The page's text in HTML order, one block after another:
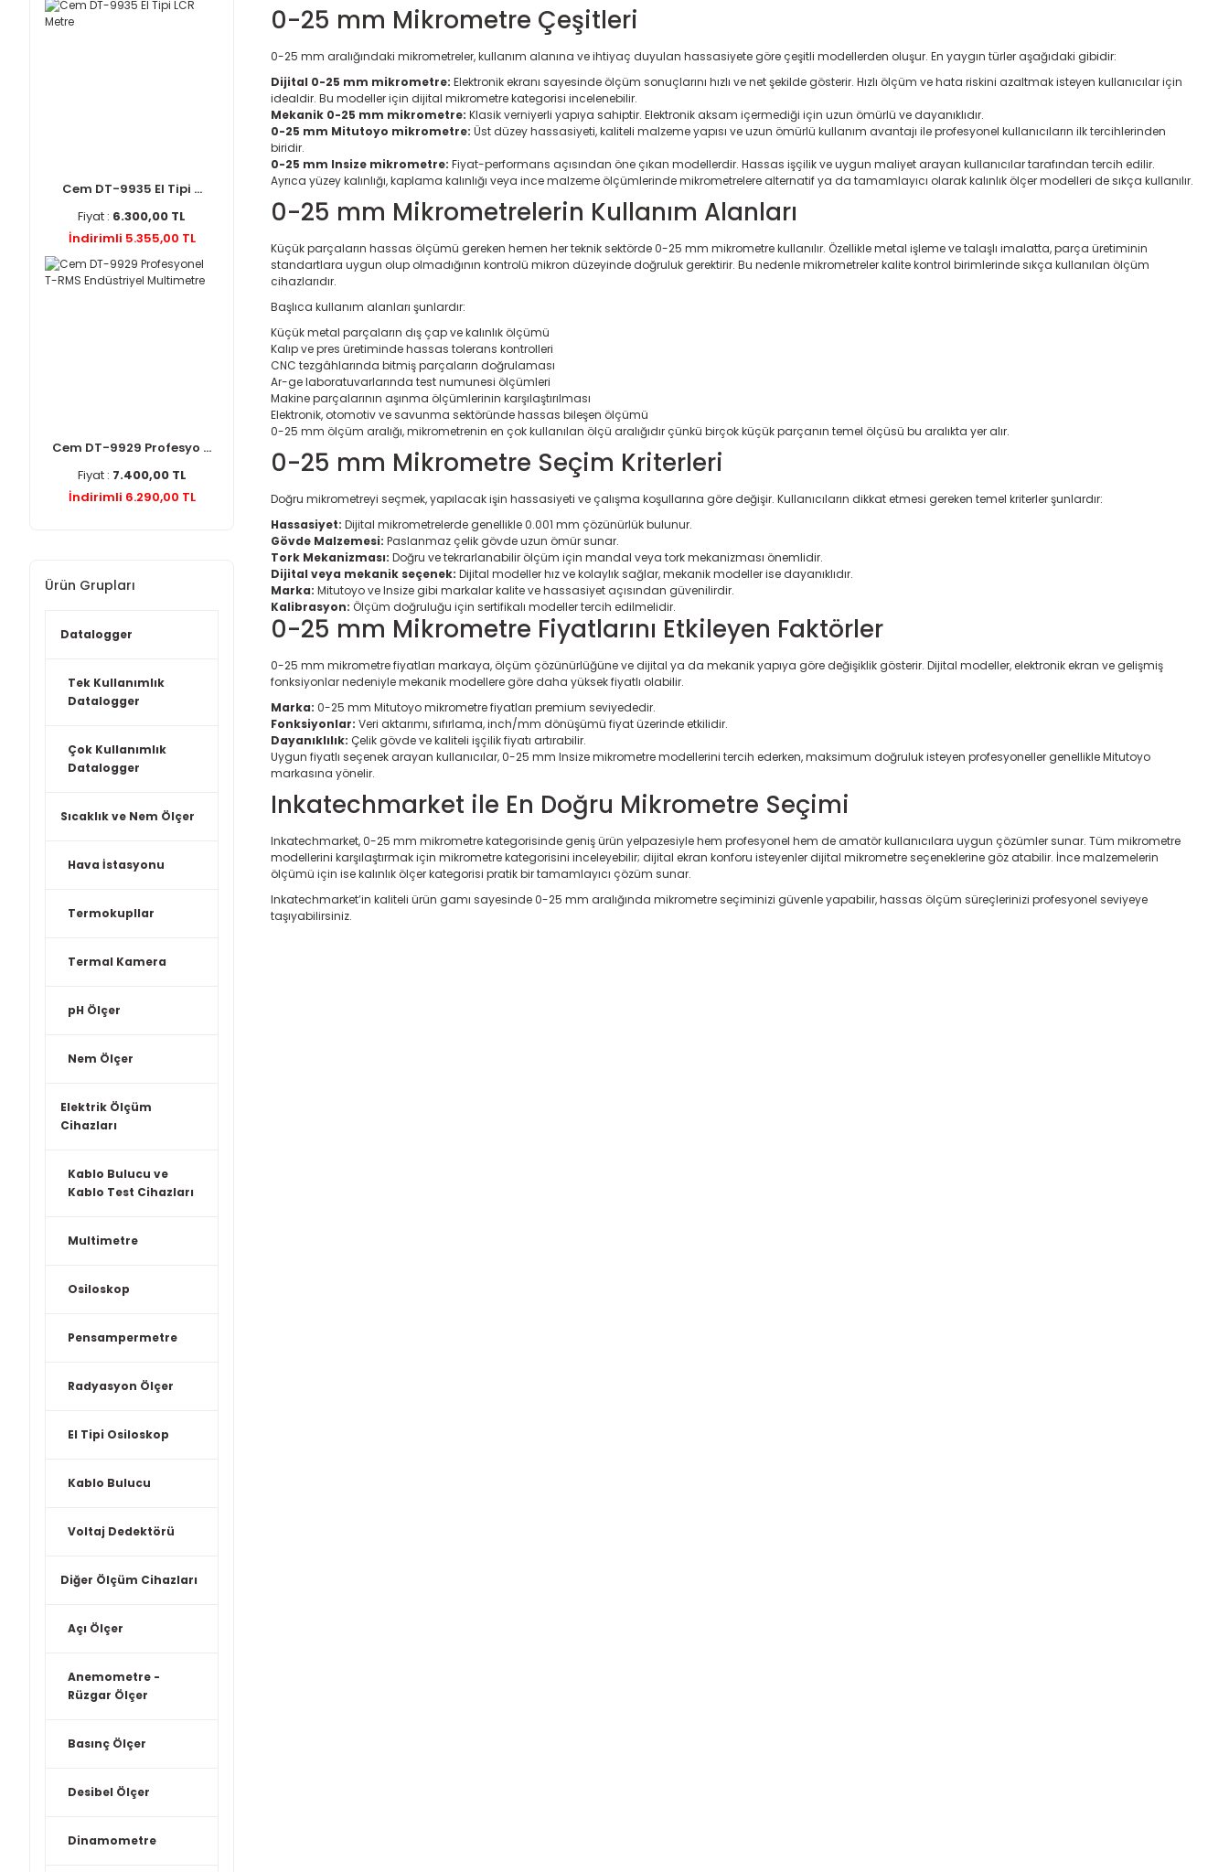
Cem DT-9935 El Tipi ...
Fiyat : 6.300,00 TL
İndirimli 5.355,00 TL
Cem DT-9929 Profesyo ...
Fiyat : 7.400,00 TL
İndirimli 6.290,00 TL
Ürün Grupları
Datalogger
Tek Kullanımlık
Datalogger
Çok Kullanımlık
Datalogger
Sıcaklık ve Nem Ölçer
Hava İstasyonu
Termokupllar
Termal Kamera
pH Ölçer
Nem Ölçer
Elektrik Ölçüm
Cihazları
Kablo Bulucu ve
Kablo Test Cihazları
Multimetre
Osiloskop
Pensampermetre
Radyasyon Ölçer
El Tipi Osiloskop
Kablo Bulucu
Voltaj Dedektörü
Diğer Ölçüm Cihazları
Açı Ölçer
Anemometre -
Rüzgar Ölçer
Basınç Ölçer
Desibel Ölçer
Dinamometre
0-25 mm Mikrometre Çeşitleri
0-25 mm aralığındaki mikrometreler, kullanım alanına ve ihtiyaç duyulan hassasiyete göre çeşitli modellerden oluşur. En yaygın türler aşağıdaki gibidir:
Dijital 0-25 mm mikrometre: Elektronik ekranı sayesinde ölçüm sonuçlarını hızlı ve net şekilde gösterir. Hızlı ölçüm ve hata riskini azaltmak isteyen kullanıcılar için
idealdir. Bu modeller için dijital mikrometre kategorisi incelenebilir.
Mekanik 0-25 mm mikrometre: Klasik verniyerli yapıya sahiptir. Elektronik aksam içermediği için uzun ömürlü ve dayanıklıdır.
0-25 mm Mitutoyo mikrometre: Üst düzey hassasiyeti, kaliteli malzeme yapısı ve uzun ömürlü kullanım avantajı ile profesyonel kullanıcıların ilk tercihlerinden
biridir.
0-25 mm Insize mikrometre: Fiyat-performans açısından öne çıkan modellerdir. Hassas işçilik ve uygun maliyet arayan kullanıcılar tarafından tercih edilir.
Ayrıca yüzey kalınlığı, kaplama kalınlığı veya ince malzeme ölçümlerinde mikrometrelere alternatif ya da tamamlayıcı olarakkalınlık ölçer modelleri de sıkça kullanılır.
0-25 mm Mikrometrelerin Kullanım Alanları
Küçük parçaların hassas ölçümü gereken hemen her teknik sektörde 0-25 mm mikrometre kullanılır. Özellikle metal işleme ve talaşlı imalatta, parça üretiminin
standartlara uygun olup olmadığının kontrolü mikron düzeyinde doğruluk gerektirir. Bu nedenle mikrometreler kalite kontrol birimlerinde sıkça kullanılan ölçüm
cihazlarıdır.
Başlıca kullanım alanları şunlardır:
Küçük metal parçaların dış çap ve kalınlık ölçümü
Kalıp ve pres üretiminde hassas tolerans kontrolleri
CNC tezgâhlarında bitmiş parçaların doğrulaması
Ar-ge laboratuvarlarında test numunesi ölçümleri
Makine parçalarının aşınma ölçümlerinin karşılaştırılması
Elektronik, otomotiv ve savunma sektöründe hassas bileşen ölçümü
0-25 mm ölçüm aralığı, mikrometrenin en çok kullanılan ölçü aralığıdır çünkü birçok küçük parçanın temel ölçüsü bu aralıkta yer alır.
0-25 mm Mikrometre Seçim Kriterleri
Doğru mikrometreyi seçmek, yapılacak işin hassasiyeti ve çalışma koşullarına göre değişir. Kullanıcıların dikkat etmesi gereken temel kriterler şunlardır:
Hassasiyet: Dijital mikrometrelerde genellikle 0.001 mm çözünürlük bulunur.
Gövde Malzemesi: Paslanmaz çelik gövde uzun ömür sunar.
Tork Mekanizması: Doğru ve tekrarlanabilir ölçüm için mandal veya tork mekanizması önemlidir.
Dijital veya mekanik seçenek: Dijital modeller hız ve kolaylık sağlar, mekanik modeller ise dayanıklıdır.
Marka: Mitutoyo ve Insize gibi markalar kalite ve hassasiyet açısından güvenilirdir.
Kalibrasyon: Ölçüm doğruluğu için sertifikalı modeller tercih edilmelidir.
0-25 mm Mikrometre Fiyatlarını Etkileyen Faktörler
0-25 mm mikrometre fiyatları markaya, ölçüm çözünürlüğüne ve dijital ya da mekanik yapıya göre değişiklik gösterir. Dijital modeller, elektronik ekran ve gelişmiş
fonksiyonlar nedeniyle mekanik modellere göre daha yüksek fiyatlı olabilir.
Marka: 0-25 mm Mitutoyo mikrometre fiyatları premium seviyededir.
Fonksiyonlar: Veri aktarımı, sıfırlama, inch/mm dönüşümü fiyat üzerinde etkilidir.
Dayanıklılık: Çelik gövde ve kaliteli işçilik fiyatı artırabilir.
Uygun fiyatlı seçenek arayan kullanıcılar, 0-25 mm Insize mikrometre modellerini tercih ederken, maksimum doğruluk isteyen profesyoneller genellikle Mitutoyo
markasına yönelir.
Inkatechmarket ile En Doğru Mikrometre Seçimi
Inkatechmarket, 0-25 mm mikrometre kategorisinde geniş ürün yelpazesiyle hem profesyonel hem de amatör kullanıcılara uygun çözümler sunar. Tüm mikrometre
modellerini karşılaştırmak için mikrometre kategorisini inceleyebilir; dijital ekran konforu isteyenlerdijital mikrometre seçeneklerinegöz atabilir. İnce malzemelerin
ölçümü için isekalınlık ölçer kategorisi pratik bir tamamlayıcı çözüm sunar.
Inkatechmarket’in kaliteli ürün gamı sayesinde 0-25 mm aralığında mikrometre seçiminizi güvenle yapabilir, hassas ölçüm süreçlerinizi profesyonel seviyeye
taşıyabilirsiniz.